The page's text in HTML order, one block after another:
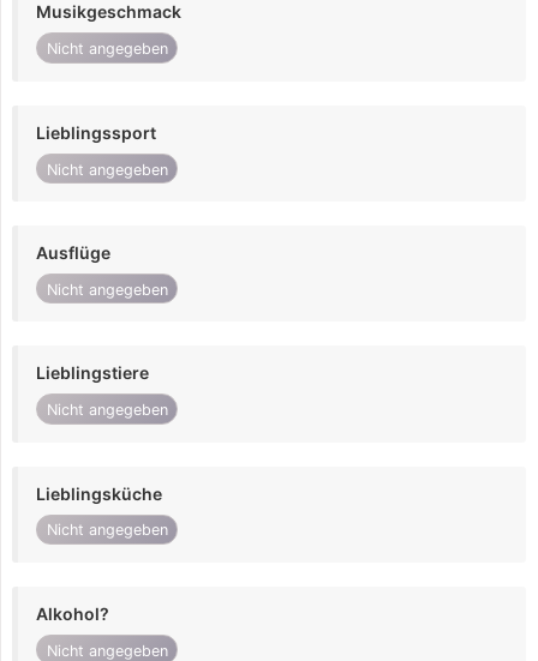
Musikgeschmack
Nicht angegeben
Lieblingssport
Nicht angegeben
Ausflüge
Nicht angegeben
Lieblingstiere
Nicht angegeben
Lieblingsküche
Nicht angegeben
Alkohol?
Nicht angegeben